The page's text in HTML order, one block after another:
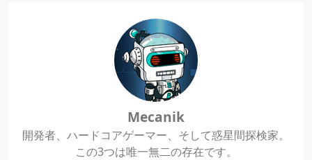
Mecanik
開発者、ハードコアゲーマー、そして惑星間探検家。
この3つは唯一無二の存在です。